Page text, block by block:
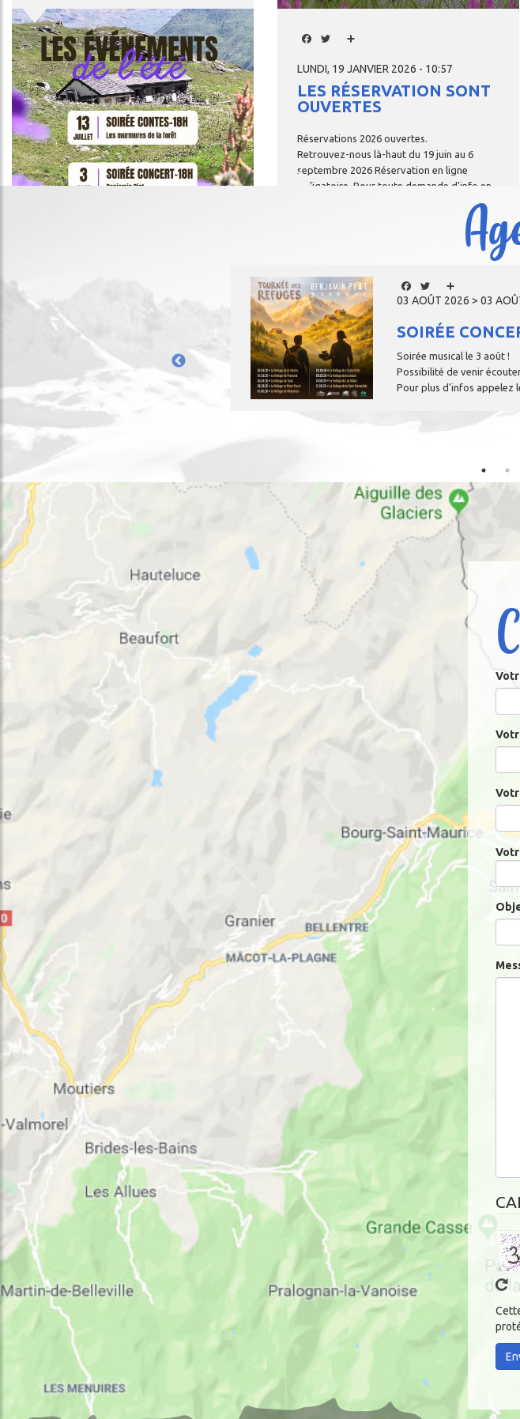
Image
Facebook
Twitter
LUNDI, 19 JANVIER 2026 - 10:57
LES RÉSERVATION SONT
OUVERTES
Réservations 2026 ouvertes.
Retrouvez-nous là-haut du 19 juin au 6
septembre 2026 Réservation en ligne
obligatoire. Pour toute demande d'info en
refuge.lamartin@vanoise-parcnational.fr
Image Facebook
Twitter
03 AOÛT 2026 > 03
SOIRÉE
Soirée musical le 3 août !
Possibilité de venir
Pour plus d'infos appelez